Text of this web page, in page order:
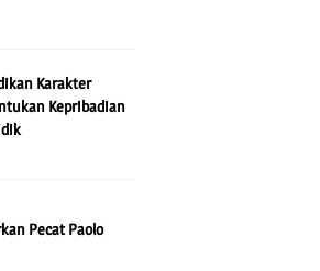
Karakter
Kepribadian
Pecat Paolo